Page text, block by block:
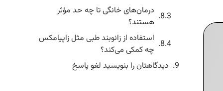
درمان‌های خانگی تا چه حد مؤثر
هستند؟
استفاده از زانوبند طبی مثل زاپیامکس
چه کمکی می‌کند؟
دیدگاهتان را بنویسید لغو پاسخ